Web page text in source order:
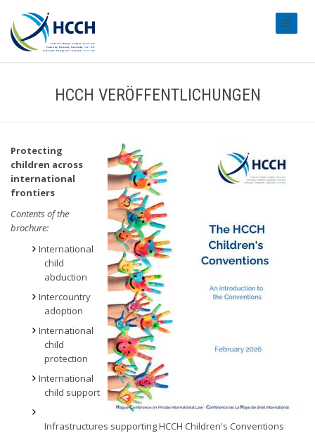
HCCH VERÖFFENTLICHUNGEN
Protecting
children across
international
frontiers
Contents of the
brochure:
International
child
abduction
Intercountry
adoption
International
child
protection
International
child support
Infrastructures supporting HCCH Children's Conventions